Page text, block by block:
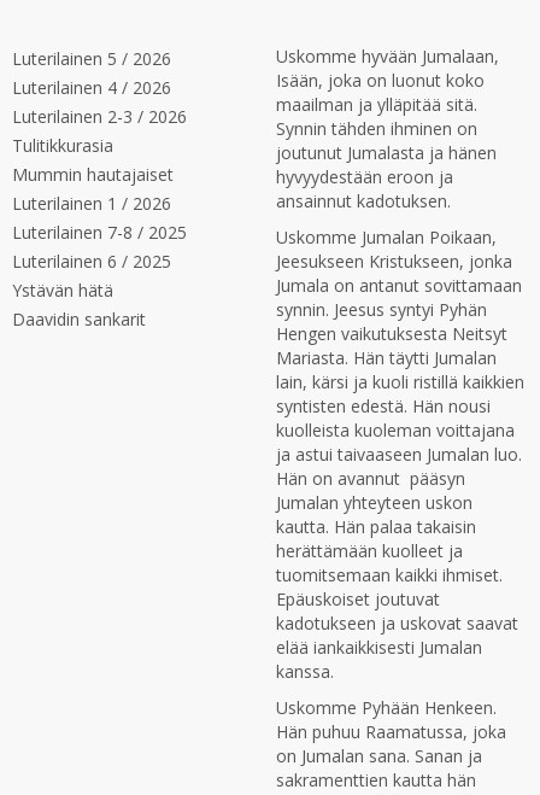
Luterilainen 5 / 2026
Luterilainen 4 / 2026
Luterilainen 2-3 / 2026
Tulitikkurasia
Mummin hautajaiset
Luterilainen 1 / 2026
Luterilainen 7-8 / 2025
Luterilainen 6 / 2025
Ystävän hätä
Daavidin sankarit
Uskomme hyvään Jumalaan,
Isään, joka on luonut koko
maailman ja ylläpitää sitä.
Synnin tähden ihminen on
joutunut Jumalasta ja hänen
hyvyydestään eroon ja
ansainnut kadotuksen.
Uskomme Jumalan Poikaan,
Jeesukseen Kristukseen, jonka
Jumala on antanut sovittamaan
synnin. Jeesus syntyi Pyhän
Hengen vaikutuksesta Neitsyt
Mariasta. Hän täytti Jumalan
lain, kärsi ja kuoli ristillä kaikkien
syntisten edestä. Hän nousi
kuolleista kuoleman voittajana
ja astui taivaaseen Jumalan luo.
Hän on avannut pääsyn
Jumalan yhteyteen uskon
kautta. Hän palaa takaisin
herättämään kuolleet ja
tuomitsemaan kaikki ihmiset.
Epäuskoiset joutuvat
kadotukseen ja uskovat saavat
elää iankaikkisesti Jumalan
kanssa.
Uskomme Pyhään Henkeen.
Hän puhuu Raamatussa, joka
on Jumalan sana. Sanan ja
sakramenttien kautta hän